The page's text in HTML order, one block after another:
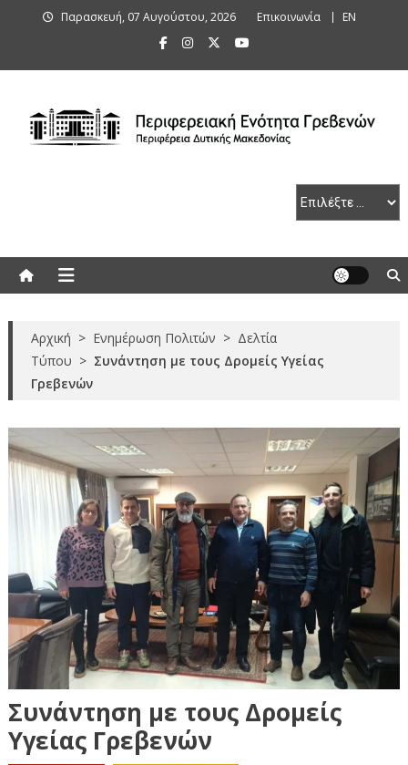
Παρασκευή, 07 Αυγούστου, 2026 Επικοινωνία ΕΝ
Αρχική > Ενημέρωση Πολιτών > Δελτία
Τύπου > Συνάντηση με τους Δρομείς Υγείας
Γρεβενών
Συνάντηση με τους Δρομείς
Υγείας Γρεβενών